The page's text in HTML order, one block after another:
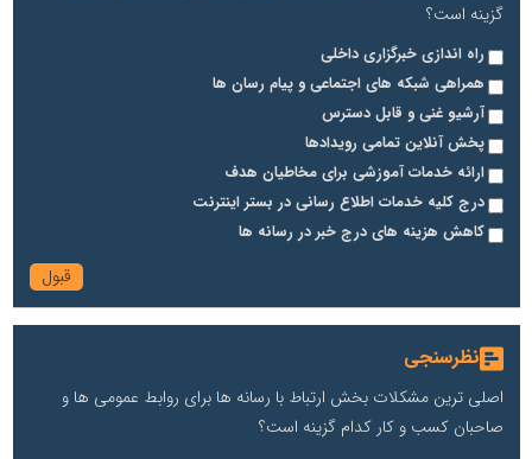
گزینه است؟
راه اندازی خبرگزاری داخلی
همراهی شبکه های اجتماعی و پیام رسان ها
آرشیو غنی و قابل دسترس
پخش آنلاین تمامی رویدادها
ارائه خدمات آموزشی برای مخاطیان هدف
درج کلیه خدمات اطلاع رسانی در بستر اینترنت
کاهش هزینه های درج خبر در رسانه ها
نظرسنجی
اصلی ترین مشکلات بخش ارتباط با رسانه ها برای روابط عمومی ها و
صاحبان کسب و کار کدام گزینه است؟